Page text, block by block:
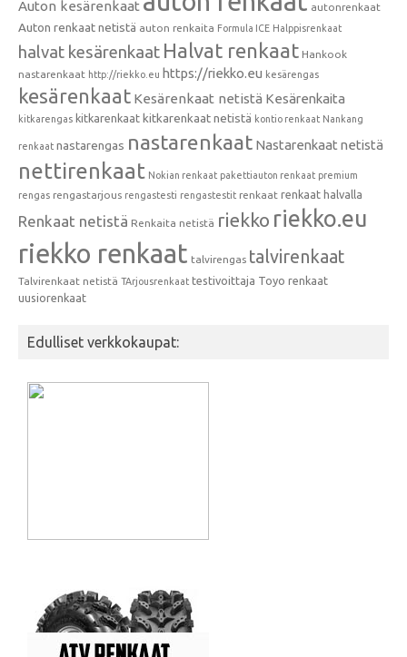
Auton kesärenkaat autonrenkaat
Auton renkaat netistä auton renkaita Formula ICE Halppisrenkaat
halvat kesärenkaat Halvat renkaat Hankook
nastarenkaat http://riekko.eu https://riekko.eu kesärengas
kesärenkaat Kesärenkaat netistä Kesärenkaita
kitkarengas kitkarenkaat kitkarenkaat netistä kontio renkaat Nankang
renkaat nastarengas nastarenkaat Nastarenkaat netistä
nettirenkaat Nokian renkaat pakettiauton renkaat premium
rengas rengastarjous rengastesti rengastestit renkaat renkaat halvalla
Renkaat netistä Renkaita netistä riekko riekko.eu
riekko renkaat talvirengas talvirenkaat
Talvirenkaat netistä TArjousrenkaat testivoittaja Toyo renkaat
uusiorenkaat
Edulliset verkkokaupat: